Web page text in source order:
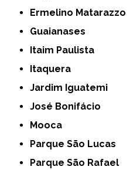
Ermelino Matarazzo
Guaianases
Itaim Paulista
Itaquera
Jardim Iguatemi
José Bonifácio
Mooca
Parque São Lucas
Parque São Rafael